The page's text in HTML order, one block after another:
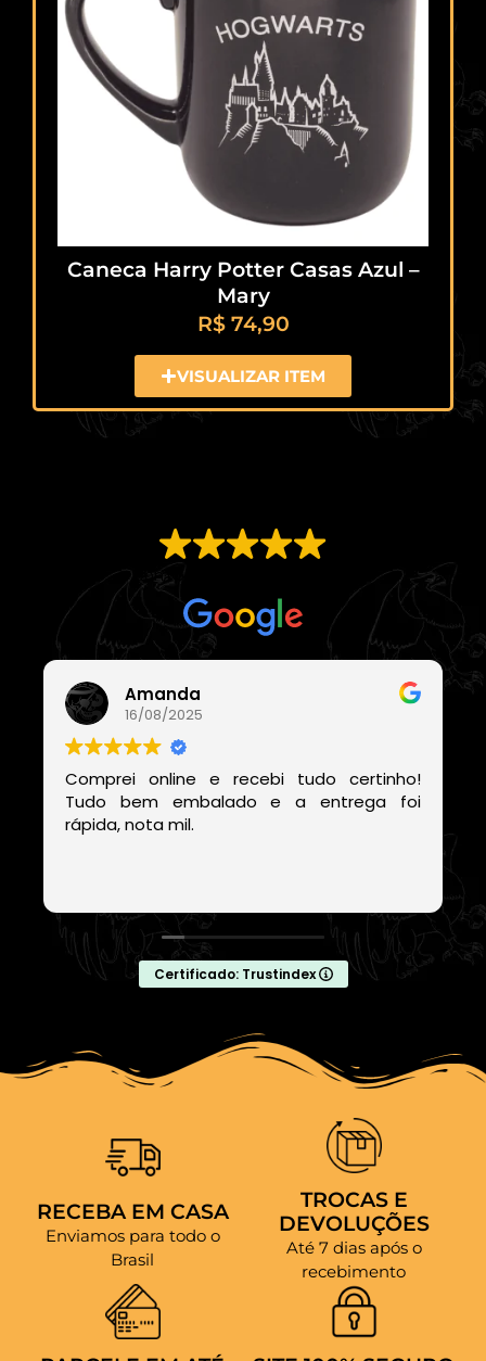
Caneca Harry Potter Casas Azul –
Mary
R$74,90
VISUALIZAR ITEM
Com base em
Amanda
16/08/2025
Comprei online e recebi tudo certinho!
Tudo bem embalado e a entrega foi
rápida, nota mil.
Certificado: Trustindex
RECEBA EM CASA
Enviamos para todo o
Brasil
TROCAS E
DEVOLUÇÕES
Até 7 dias após o
recebimento